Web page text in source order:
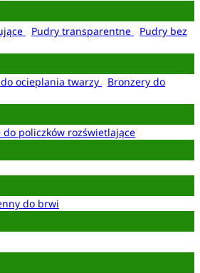
Pudry transparentne
Pudry bez
ocieplania twarzy
Bronzery do
do policzków rozświetlające
do brwi